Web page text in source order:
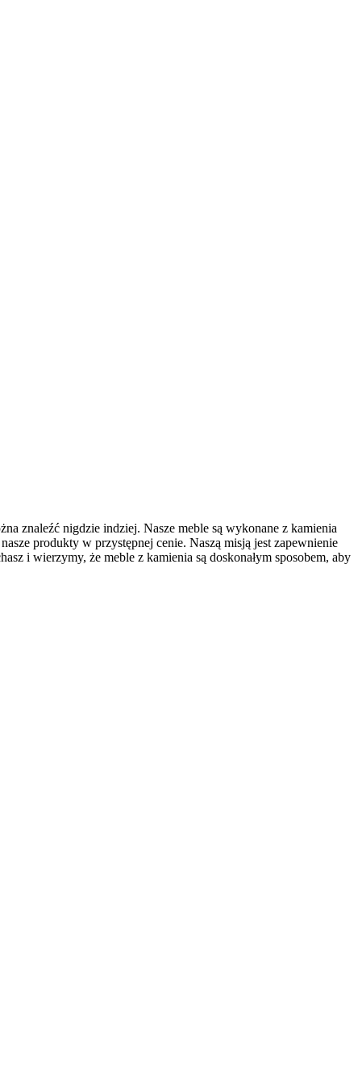
znaleźć nigdzie indziej. Nasze meble są wykonane z kamienia
produkty w przystępnej cenie. Naszą misją jest zapewnienie
i wierzymy, że meble z kamienia są doskonałym sposobem, aby